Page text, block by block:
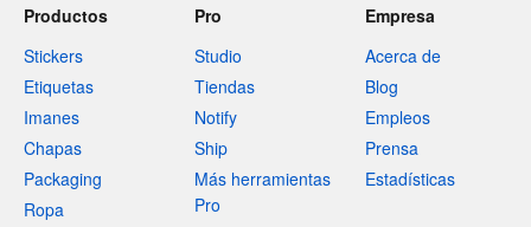
Productos
Stickers
Etiquetas
Imanes
Chapas
Packaging
Ropa
Pro
Studio
Tiendas
Notify
Ship
Más herramientas
Pro
Empresa
Acerca de
Blog
Empleos
Prensa
Estadísticas